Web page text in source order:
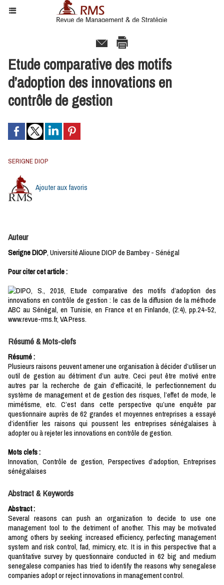
Etude comparative des motifs
d’adoption des innovations en
contrôle de gestion
SERIGNE DIOP
Ajouter aux favoris
Auteur
Serigne DIOP, Université Alioune DIOP de Bambey - Sénégal
Pour citer cet article :
DIPO, S., 2016, Etude comparative des motifs d’adoption des
innovations en contrôle de gestion : le cas de la diffusion de la méthode
ABC au Sénégal, en Tunisie, en France et en Finlande, (2:4), pp.24-52,
www.revue-rms.fr, VA Press.
Résumé & Mots-clefs
Résumé :
Plusieurs raisons peuvent amener une organisation à décider d’utiliser un
outil de gestion au détriment d’un autre. Ceci peut être motivé entre
autres par la recherche de gain d’efficacité, le perfectionnement du
système de management et de gestion des risques, l’effet de mode, le
mimétisme, etc. C’est dans cette perspective qu’une enquête par
questionnaire auprès de 62 grandes et moyennes entreprises a essayé
d’identifier les raisons qui poussent les entreprises sénégalaises à
adopter ou à rejeter les innovations en contrôle de gestion.
Mots clefs :
Innovation, Contrôle de gestion, Perspectives d’adoption, Entreprises
sénégalaises
Abstract & Keywords
Abstract :
Several reasons can push an organization to decide to use one
management tool to the detriment of another. This may be motivated
among others by seeking increased efficiency, perfecting management
system and risk control, fad, mimicry, etc. It is in this perspective that a
quantitative survey by questionnaire conducted in 62 big and medium
senegalese companies has tried to identify the reasons why senegalese
companies adopt or reject innovations in management control.